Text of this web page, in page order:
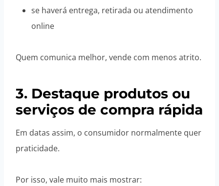
se haverá entrega, retirada ou atendimento
online
Quem comunica melhor, vende com menos atrito.
3. Destaque produtos ou
serviços de compra rápida
Em datas assim, o consumidor normalmente quer
praticidade.
Por isso, vale muito mais mostrar: